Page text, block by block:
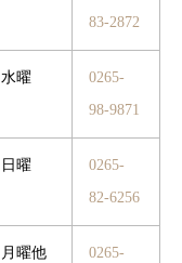
83-2872
水曜
0265-
98-9871
日曜
0265-
82-6256
月曜他
0265-